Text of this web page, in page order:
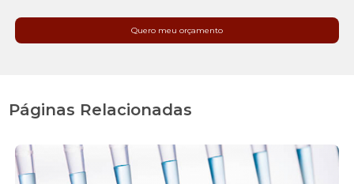
Quero meu orçamento
Páginas Relacionadas